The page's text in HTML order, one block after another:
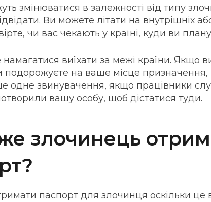
змінюватися в залежності від типу
Ви можете літати на внутрішніх
чи вас чекають у країні, куди ви
виїхати за межі країни. Якщо
подорожуєте на ваше місце
одне звинувачення, якщо працівники
вашу особу, щоб дістатися туди.
злочинець
паспорт для злочинця оскільки це